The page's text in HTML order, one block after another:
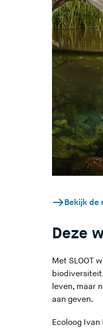
Bekijk de
(
v
e
l
a
a
t
d
Deze
Met SLOOT
leven, maar
aan geven.
Ecoloog